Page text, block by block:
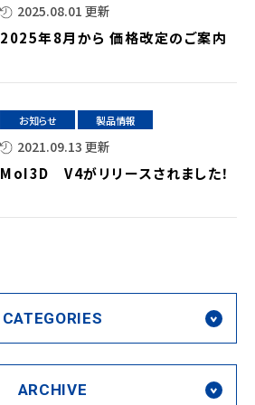
2025.08.01 更新
2025年8月から 価格改定のご案内
お知らせ 製品情報
2021.09.13 更新
MoI3D V4がリリースされました！
CATEGORIES
ARCHIVE